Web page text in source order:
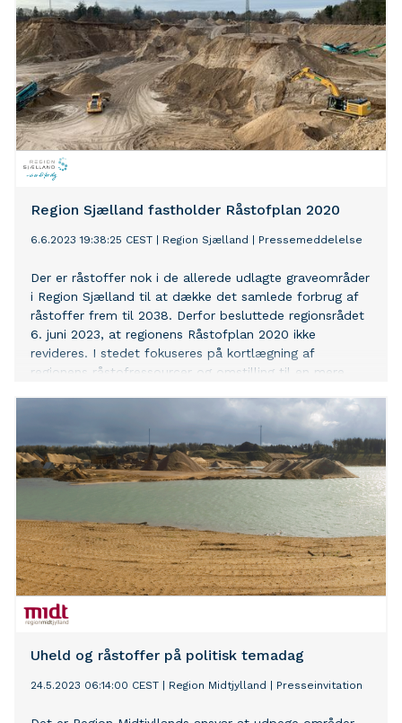
Region Sjælland fastholder Råstofplan 2020
6.6.2023 19:38:25 CEST Region Sjælland Pressemeddelelse
Der er råstoffer nok i de allerede udlagte graveområder
i Region Sjælland til at dække det samlede forbrug af
råstoffer frem til 2038. Derfor besluttede regionsrådet
6. juni 2023, at regionens Råstofplan 2020 ikke
revideres. I stedet fokuseres på kortlægning af
regionens råstofressourcer og omstilling til en mere
Uheld og råstoffer på politisk temadag
24.5.2023 06:14:00 CEST Region Midtjylland Presseinvitation